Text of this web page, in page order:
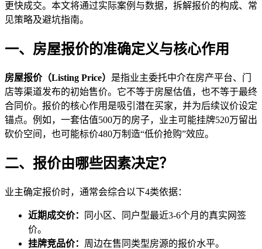
更快成交。本文将通过实际案例与数据，拆解报价的构成、常
见策略及避坑指南。
一、房屋报价的准确定义与核心作用
房屋报价（Listing Price） 是指业主委托中介在房产平台、门
店等渠道发布的初始售价。它不等于房屋估值，也不等于最终
合同价。报价的核心作用是吸引潜在买家，并为后续议价设定
锚点。例如，一套估值500万的房子，业主可能挂牌520万留出
砍价空间，也可能标价480万制造“低价抢购”效应。
二、报价由哪些因素决定？
业主确定报价时，通常会综合以下4类依据：
近期成交价：
同小区、同户型最近3-6个月的真实网签
价。
挂牌竞品价： 周边在售同类型房源的报价水平。